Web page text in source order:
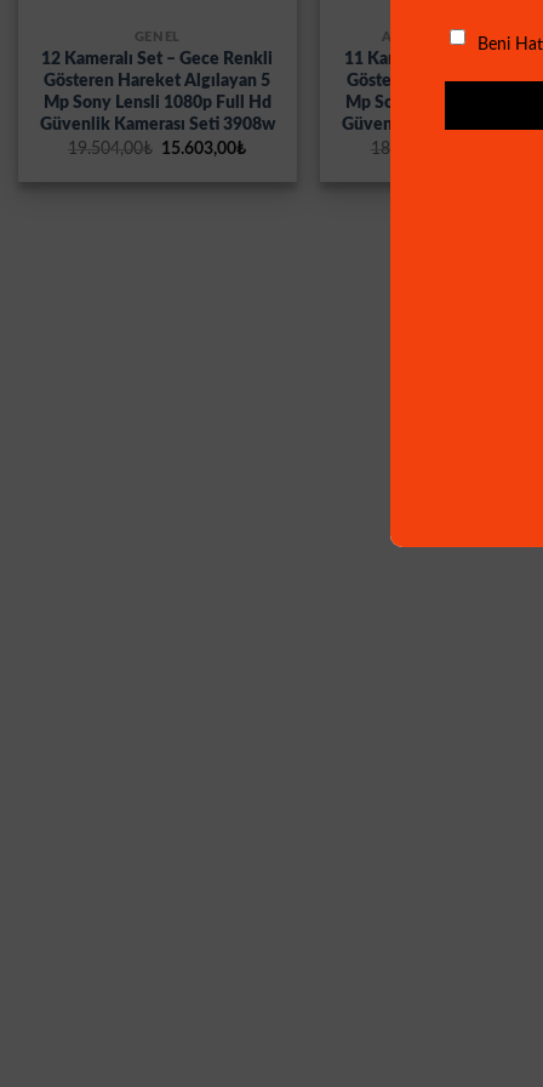
GENEL
12 Kameralı Set – Gece Renkli
Gösteren Hareket Algılayan 5
Mp Sony Lensli 1080p Full Hd
Güvenlik Kamerası Seti 3908w
19.504,00₺ Orijinal
19.504,00₺.
15.603,00₺Şu
fiyat:
AHD SETLER MAĞAZA
11 Kameralı Set – Gece
Gösteren Hareket
Mp Sony Lensli 1080p Full
Güvenlik Kamerası Seti
18.821,00
Beni